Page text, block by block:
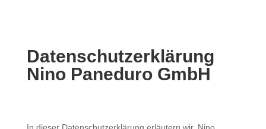
Datenschutzerklärung
Nino Paneduro GmbH